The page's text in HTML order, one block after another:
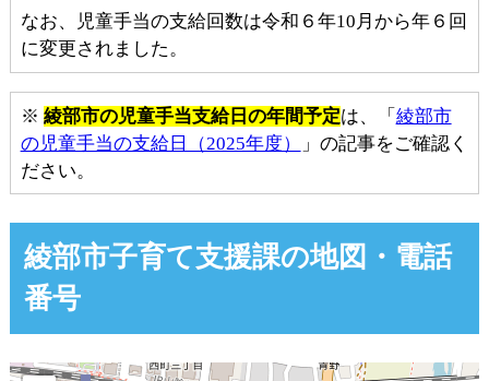
なお、児童手当の支給回数は令和６年10月から年６回
に変更されました。
※ 綾部市の児童手当支給日の年間予定は、「 綾部市
の児童手当の支給日（2025年度）
」の記事をご確認く
ださい。
綾部市子育て支援課の地図・電話
番号